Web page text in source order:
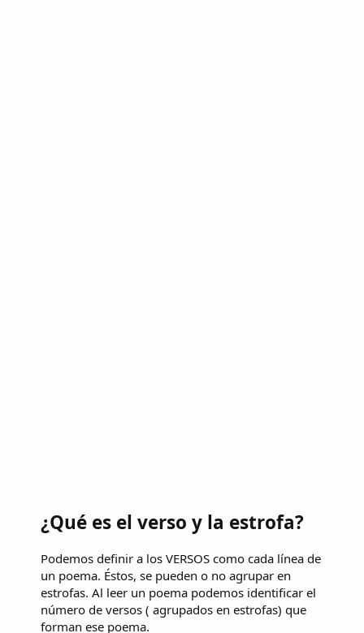
¿Qué es el verso y la estrofa?
Podemos definir a los VERSOS como cada línea de
un poema. Éstos, se pueden o no agrupar en
estrofas. Al leer un poema podemos identificar el
número de versos ( agrupados en estrofas) que
forman ese poema.